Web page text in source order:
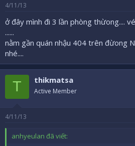
4/11/13
ở đây mình đi 3 lần phòng thừong....
......
nằm gần quán nhậu 404 trên đừong
nhé....
T thikmatsa
Active Member
4/11/13
anhyeulan đã viết: